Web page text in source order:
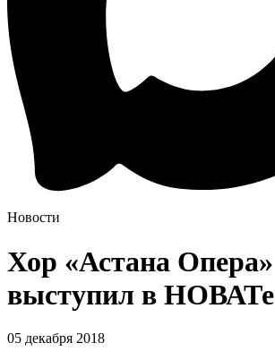
Новости
Хор «Астана Опера»
выступил в НОВАТе
05 декабря 2018